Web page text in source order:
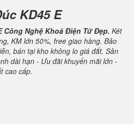
KD45 E
Công Nghệ Khoá Điện Tử Đẹp. Két
KM lớn 50%, free giao hàng. Bảo
bán tại kho không lo giá đắt. Sản
dài hạn - Ưu đãi khuyến mãi lớn -
cao cấp.